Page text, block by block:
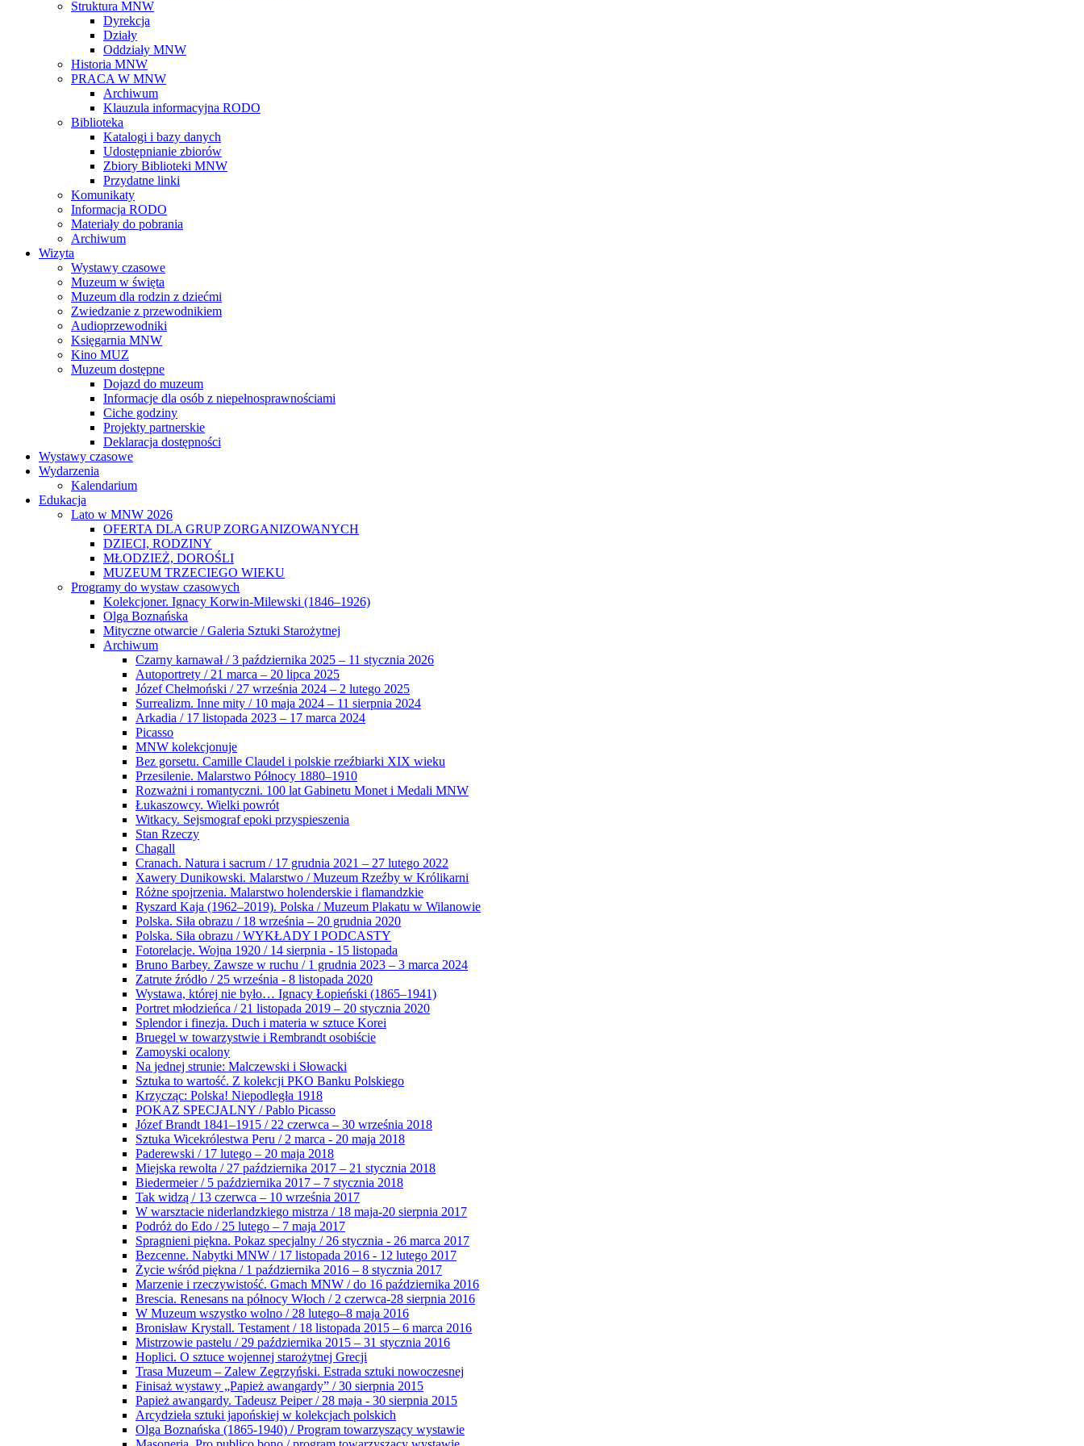
Struktura MNW
Dyrekcja
Działy
Oddziały MNW
Historia MNW
PRACA W MNW
Archiwum
Klauzula informacyjna RODO
Biblioteka
Katalogi i bazy danych
Udostępnianie zbiorów
Zbiory Biblioteki MNW
Przydatne linki
Komunikaty
Informacja RODO
Materiały do pobrania
Archiwum
Wizyta
Wystawy czasowe
Muzeum w święta
Muzeum dla rodzin z dziećmi
Zwiedzanie z przewodnikiem
Audioprzewodniki
Księgarnia MNW
Kino MUZ
Muzeum dostępne
Dojazd do muzeum
Informacje dla osób z niepełnosprawnościami
Ciche godziny
Projekty partnerskie
Deklaracja dostępności
Wystawy czasowe
Wydarzenia
Kalendarium
Edukacja
Lato w MNW 2026
OFERTA DLA GRUP ZORGANIZOWANYCH
DZIECI, RODZINY
MŁODZIEŻ, DOROŚLI
MUZEUM TRZECIEGO WIEKU
Programy do wystaw czasowych
Kolekcjoner. Ignacy Korwin-Milewski (1846–1926)
Olga Boznańska
Mityczne otwarcie / Galeria Sztuki Starożytnej
Archiwum
Czarny karnawał / 3 października 2025 – 11 stycznia 2026
Autoportrety / 21 marca – 20 lipca 2025
Józef Chełmoński / 27 września 2024 – 2 lutego 2025
Surrealizm. Inne mity / 10 maja 2024 – 11 sierpnia 2024
Arkadia / 17 listopada 2023 – 17 marca 2024
Picasso
MNW kolekcjonuje
Bez gorsetu. Camille Claudel i polskie rzeźbiarki XIX wieku
Przesilenie. Malarstwo Północy 1880–1910
Rozważni i romantyczni. 100 lat Gabinetu Monet i Medali MNW
Łukaszowcy. Wielki powrót
Witkacy. Sejsmograf epoki przyspieszenia
Stan Rzeczy
Chagall
Cranach. Natura i sacrum / 17 grudnia 2021 – 27 lutego 2022
Xawery Dunikowski. Malarstwo / Muzeum Rzeźby w Królikarni
Różne spojrzenia. Malarstwo holenderskie i flamandzkie
Ryszard Kaja (1962–2019). Polska / Muzeum Plakatu w Wilanowie
Polska. Siła obrazu / 18 września – 20 grudnia 2020
Polska. Siła obrazu / WYKŁADY I PODCASTY
Fotorelacje. Wojna 1920 / 14 sierpnia - 15 listopada
Bruno Barbey. Zawsze w ruchu / 1 grudnia 2023 – 3 marca 2024
Zatrute źródło / 25 września - 8 listopada 2020
Wystawa, której nie było… Ignacy Łopieński (1865–1941)
Portret młodzieńca / 21 listopada 2019 – 20 stycznia 2020
Splendor i finezja. Duch i materia w sztuce Korei
Bruegel w towarzystwie i Rembrandt osobiście
Zamoyski ocalony
Na jednej strunie: Malczewski i Słowacki
Sztuka to wartość. Z kolekcji PKO Banku Polskiego
Krzycząc: Polska! Niepodległa 1918
POKAZ SPECJALNY / Pablo Picasso
Józef Brandt 1841–1915 / 22 czerwca – 30 września 2018
Sztuka Wicekrólestwa Peru / 2 marca - 20 maja 2018
Paderewski / 17 lutego – 20 maja 2018
Miejska rewolta / 27 października 2017 – 21 stycznia 2018
Biedermeier / 5 października 2017 – 7 stycznia 2018
Tak widzą / 13 czerwca – 10 września 2017
W warsztacie niderlandzkiego mistrza / 18 maja-20 sierpnia 2017
Podróż do Edo / 25 lutego – 7 maja 2017
Spragnieni piękna. Pokaz specjalny / 26 stycznia - 26 marca 2017
Bezcenne. Nabytki MNW / 17 listopada 2016 - 12 lutego 2017
Życie wśród piękna / 1 października 2016 – 8 stycznia 2017
Marzenie i rzeczywistość. Gmach MNW / do 16 października 2016
Brescia. Renesans na północy Włoch / 2 czerwca-28 sierpnia 2016
W Muzeum wszystko wolno / 28 lutego–8 maja 2016
Bronisław Krystall. Testament / 18 listopada 2015 – 6 marca 2016
Mistrzowie pastelu / 29 października 2015 – 31 stycznia 2016
Hoplici. O sztuce wojennej starożytnej Grecji
Trasa Muzeum – Zalew Zegrzyński. Estrada sztuki nowoczesnej
Finisaż wystawy „Papież awangardy” / 30 sierpnia 2015
Papież awangardy. Tadeusz Peiper / 28 maja - 30 sierpnia 2015
Arcydzieła sztuki japońskiej w kolekcjach polskich
Olga Boznańska (1865-1940) / Program towarzyszący wystawie